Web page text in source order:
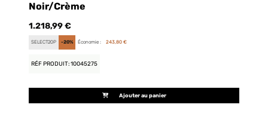
Noir/Crème
1.218,99 €
SELECT20P -20% Économie : 243,80 €
RÉF PRODUIT: 10045275
Ajouter au panier